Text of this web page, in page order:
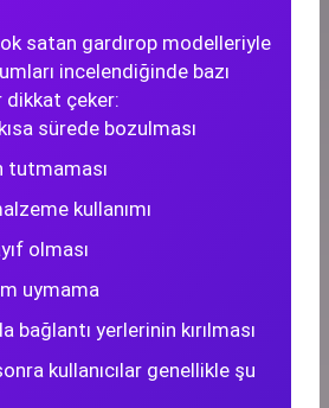
satan gardırop modelleriyle
incelendiğinde bazı
çeker:
sürede bozulması
tutmaması
kullanımı
olması
uymama
bağlantı yerlerinin kırılması
kullanıcılar genellikle şu